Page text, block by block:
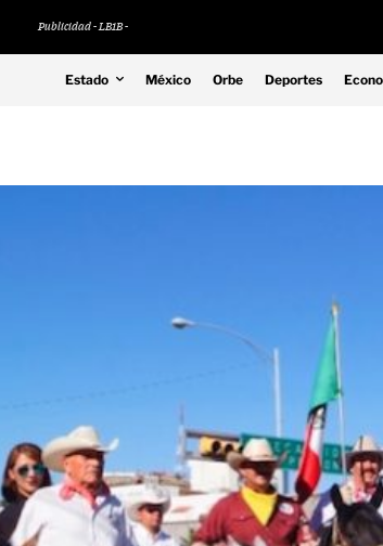
Publicidad - LB1B -
Estado México Orbe Deportes